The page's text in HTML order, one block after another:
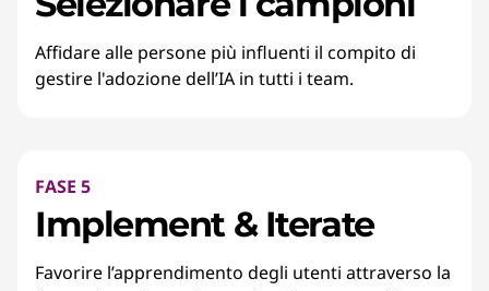
Affidare alle persone più influenti il compito di
gestire l'adozione dell’IA in tutti i team.
FASE 5
Implement & Iterate
Favorire l’apprendimento degli utenti attraverso la